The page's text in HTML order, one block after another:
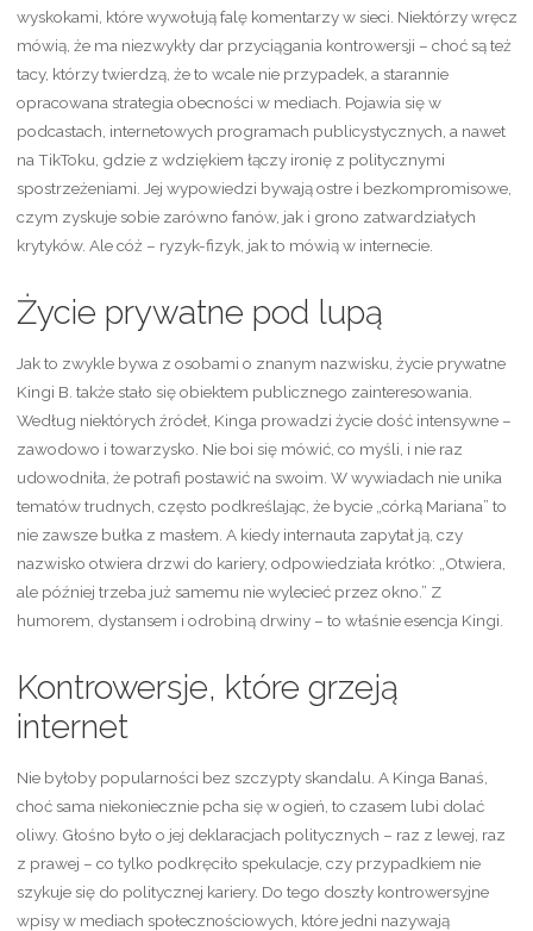
wyskokami, które wywołują falę komentarzy w sieci. Niektórzy wręcz
mówią, że ma niezwykły dar przyciągania kontrowersji – choć są też
tacy, którzy twierdzą, że to wcale nie przypadek, a starannie
opracowana strategia obecności w mediach. Pojawia się w
podcastach, internetowych programach publicystycznych, a nawet
na TikToku, gdzie z wdziękiem łączy ironię z politycznymi
spostrzeżeniami. Jej wypowiedzi bywają ostre i bezkompromisowe,
czym zyskuje sobie zarówno fanów, jak i grono zatwardziałych
krytyków. Ale cóż – ryzyk-fizyk, jak to mówią w internecie.
Życie prywatne pod lupą
Jak to zwykle bywa z osobami o znanym nazwisku, życie prywatne
Kingi B. także stało się obiektem publicznego zainteresowania.
Według niektórych źródeł, Kinga prowadzi życie dość intensywne –
zawodowo i towarzysko. Nie boi się mówić, co myśli, i nie raz
udowodniła, że potrafi postawić na swoim. W wywiadach nie unika
tematów trudnych, często podkreślając, że bycie „córką Mariana” to
nie zawsze bułka z masłem. A kiedy internauta zapytał ją, czy
nazwisko otwiera drzwi do kariery, odpowiedziała krótko: „Otwiera,
ale później trzeba już samemu nie wylecieć przez okno.” Z
humorem, dystansem i odrobiną drwiny – to właśnie esencja Kingi.
Kontrowersje, które grzeją
internet
Nie byłoby popularności bez szczypty skandalu. A Kinga Banaś,
choć sama niekoniecznie pcha się w ogień, to czasem lubi dolać
oliwy. Głośno było o jej deklaracjach politycznych – raz z lewej, raz
z prawej – co tylko podkręciło spekulacje, czy przypadkiem nie
szykuje się do politycznej kariery. Do tego doszły kontrowersyjne
wpisy w mediach społecznościowych, które jedni nazywają